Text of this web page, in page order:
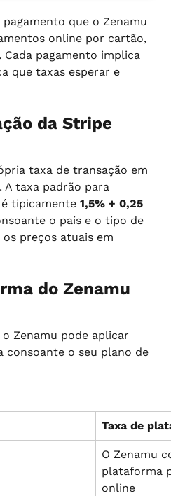
que o Zenamu
online por cartão,
Cada pagamento implica
que taxas esperar e
da Stripe
taxa de transação em
A taxa padrão para
tipicamente 1,5% + 0,25
o país e o tipo de
preços atuais em
do Zenamu
Zenamu pode aplicar
consoante o seu plano de
Taxa de
O Zenamu
plataforma
online